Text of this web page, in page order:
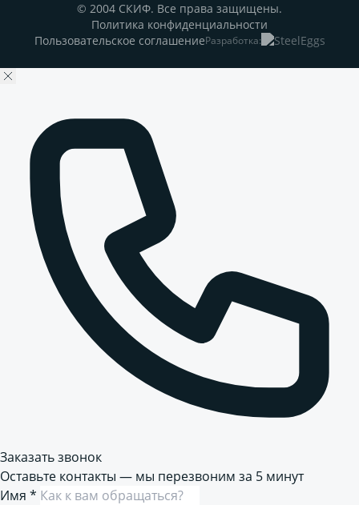
© 2004 СКИФ. Все права защищены.
Политика конфиденциальности
Пользовательское соглашениеРазработка:
Заказать звонок
Оставьте контакты — мы перезвоним за 5 минут
Имя *